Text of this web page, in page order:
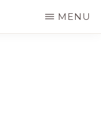
MENU